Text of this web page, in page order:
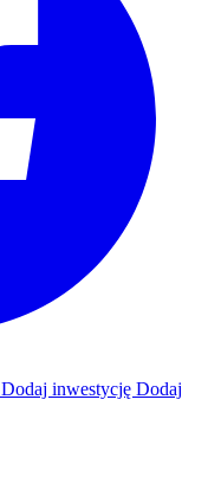
Dodaj inwestycję Dodaj